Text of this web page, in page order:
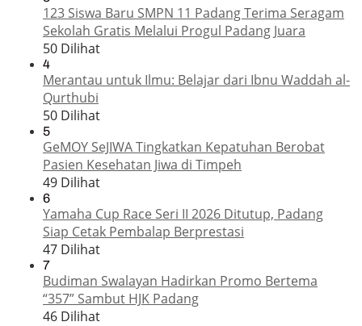
123 Siswa Baru SMPN 11 Padang Terima Seragam
Sekolah Gratis Melalui Progul Padang Juara
50 Dilihat
4
Merantau untuk Ilmu: Belajar dari Ibnu Waddah al-
Qurthubi
50 Dilihat
5
GeMOY SeJIWA Tingkatkan Kepatuhan Berobat
Pasien Kesehatan Jiwa di Timpeh
49 Dilihat
6
Yamaha Cup Race Seri II 2026 Ditutup, Padang
Siap Cetak Pembalap Berprestasi
47 Dilihat
7
Budiman Swalayan Hadirkan Promo Bertema
“357” Sambut HJK Padang
46 Dilihat